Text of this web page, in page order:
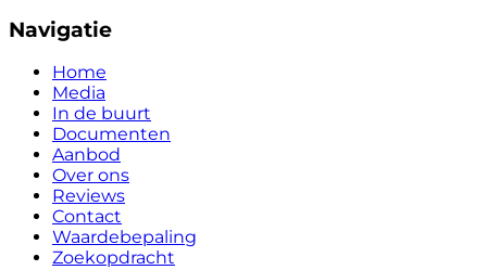
Navigatie
Home
Media
In de buurt
Documenten
Aanbod
Over ons
Reviews
Contact
Waardebepaling
Zoekopdracht